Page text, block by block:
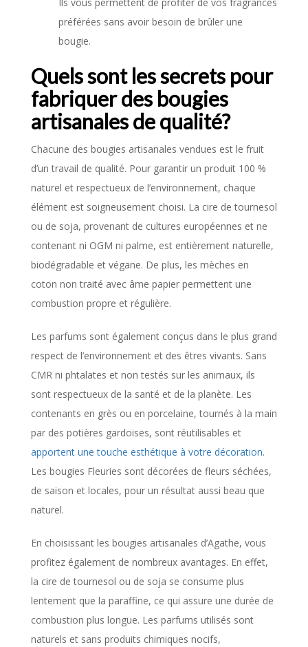
Ils vous permettent de profiter de vos fragrances
préférées sans avoir besoin de brûler une
bougie.
Quels sont les secrets pour
fabriquer des bougies
artisanales de qualité?
Chacune des bougies artisanales vendues est le fruit
d’un travail de qualité. Pour garantir un produit 100 %
naturel et respectueux de l’environnement, chaque
élément est soigneusement choisi. La cire de tournesol
ou de soja, provenant de cultures européennes et ne
contenant ni OGM ni palme, est entièrement naturelle,
biodégradable et végane. De plus, les mèches en
coton non traité avec âme papier permettent une
combustion propre et régulière.
Les parfums sont également conçus dans le plus grand
respect de l’environnement et des êtres vivants. Sans
CMR ni phtalates et non testés sur les animaux, ils
sont respectueux de la santé et de la planète. Les
contenants en grès ou en porcelaine, tournés à la main
par des potières gardoises, sont réutilisables et
apportent une touche esthétique à votre décoration.
Les bougies Fleuries sont décorées de fleurs séchées,
de saison et locales, pour un résultat aussi beau que
naturel.
En choisissant les bougies artisanales d’Agathe, vous
profitez également de nombreux avantages. En effet,
la cire de tournesol ou de soja se consume plus
lentement que la paraffine, ce qui assure une durée de
combustion plus longue. Les parfums utilisés sont
naturels et sans produits chimiques nocifs,